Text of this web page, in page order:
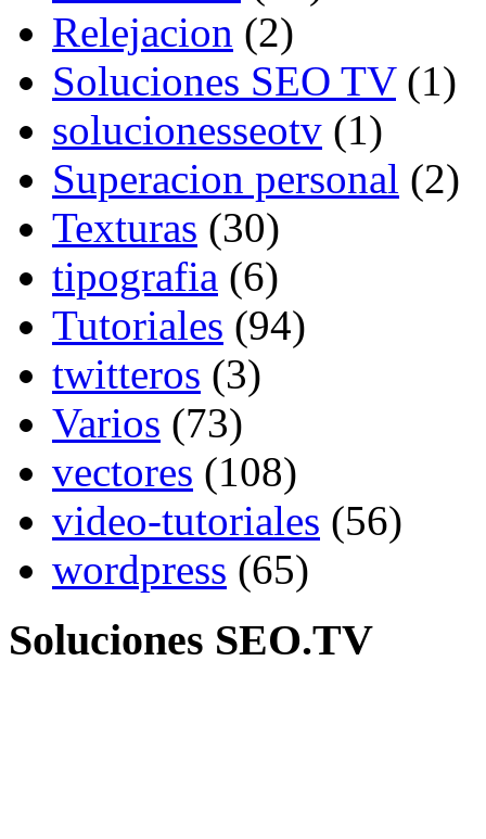
Relejacion (2)
Soluciones SEO TV(1)
solucionesseotv (1)
Superacion personal (2)
Texturas (30)
tipografia (6)
Tutoriales (94)
twitteros (3)
Varios (73)
vectores (108)
video-tutoriales (56)
wordpress (65)
Soluciones SEO.TV